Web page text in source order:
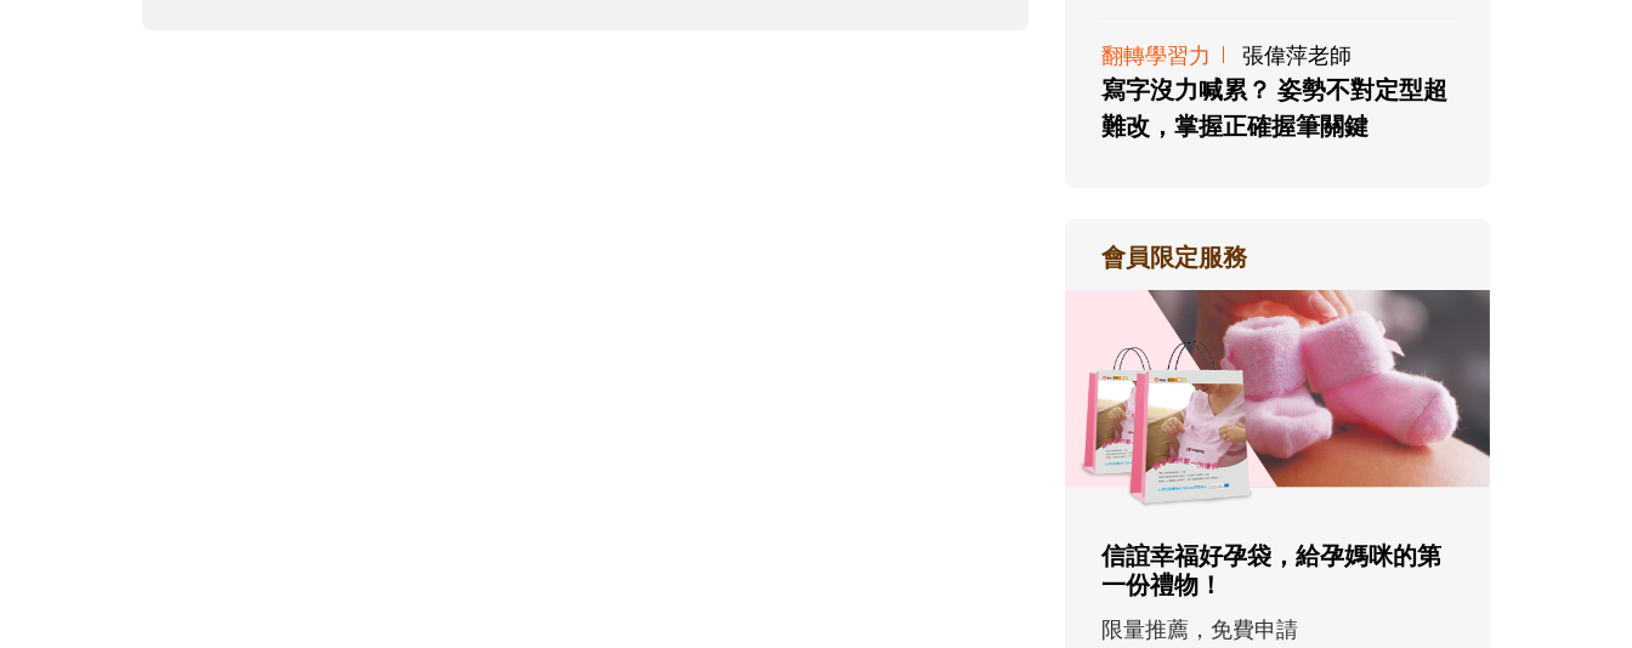
翻轉學習力 張偉萍老師
寫字沒力喊累？ 姿勢不對定型超
難改，掌握正確握筆關鍵
會員限定服務
信誼幸福好孕袋，給孕媽咪的第
一份禮物！
限量推薦，免費申請